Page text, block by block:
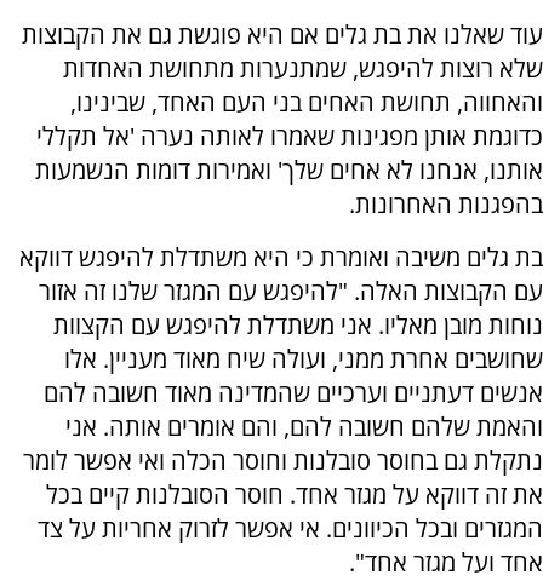
עוד שאלנו את בת גלים אם היא פוגשת גם את הקבוצות
שלא רוצות להיפגש, שמתנערות מתחושת האחדות
והאחווה, תחושת האחים בני העם האחד, שבינינו,
כדוגמת אותן מפגינות שאמרו לאותה נערה 'אל תקללי
אותנו, אנחנו לא אחים שלך' ואמירות דומות הנשמעות
בהפגנות האחרונות.
בת גלים משיבה ואומרת כי היא משתדלת להיפגש דווקא
עם הקבוצות האלה. "להיפגש עם המגזר שלנו זה אזור
נוחות מובן מאליו. אני משתדלת להיפגש עם הקצוות
שחושבים אחרת ממני, ועולה שיח מאוד מעניין. אלו
אנשים דעתניים וערכיים שהמדינה מאוד חשובה להם
והאמת שלהם חשובה להם, והם אומרים אותה. אני
נתקלת גם בחוסר סובלנות וחוסר הכלה ואי אפשר לומר
את זה דווקא על מגזר אחד. חוסר הסובלנות קיים בכל
המגזרים ובכל הכיוונים. אי אפשר לזרוק אחריות על צד
אחד ועל מגזר אחד".